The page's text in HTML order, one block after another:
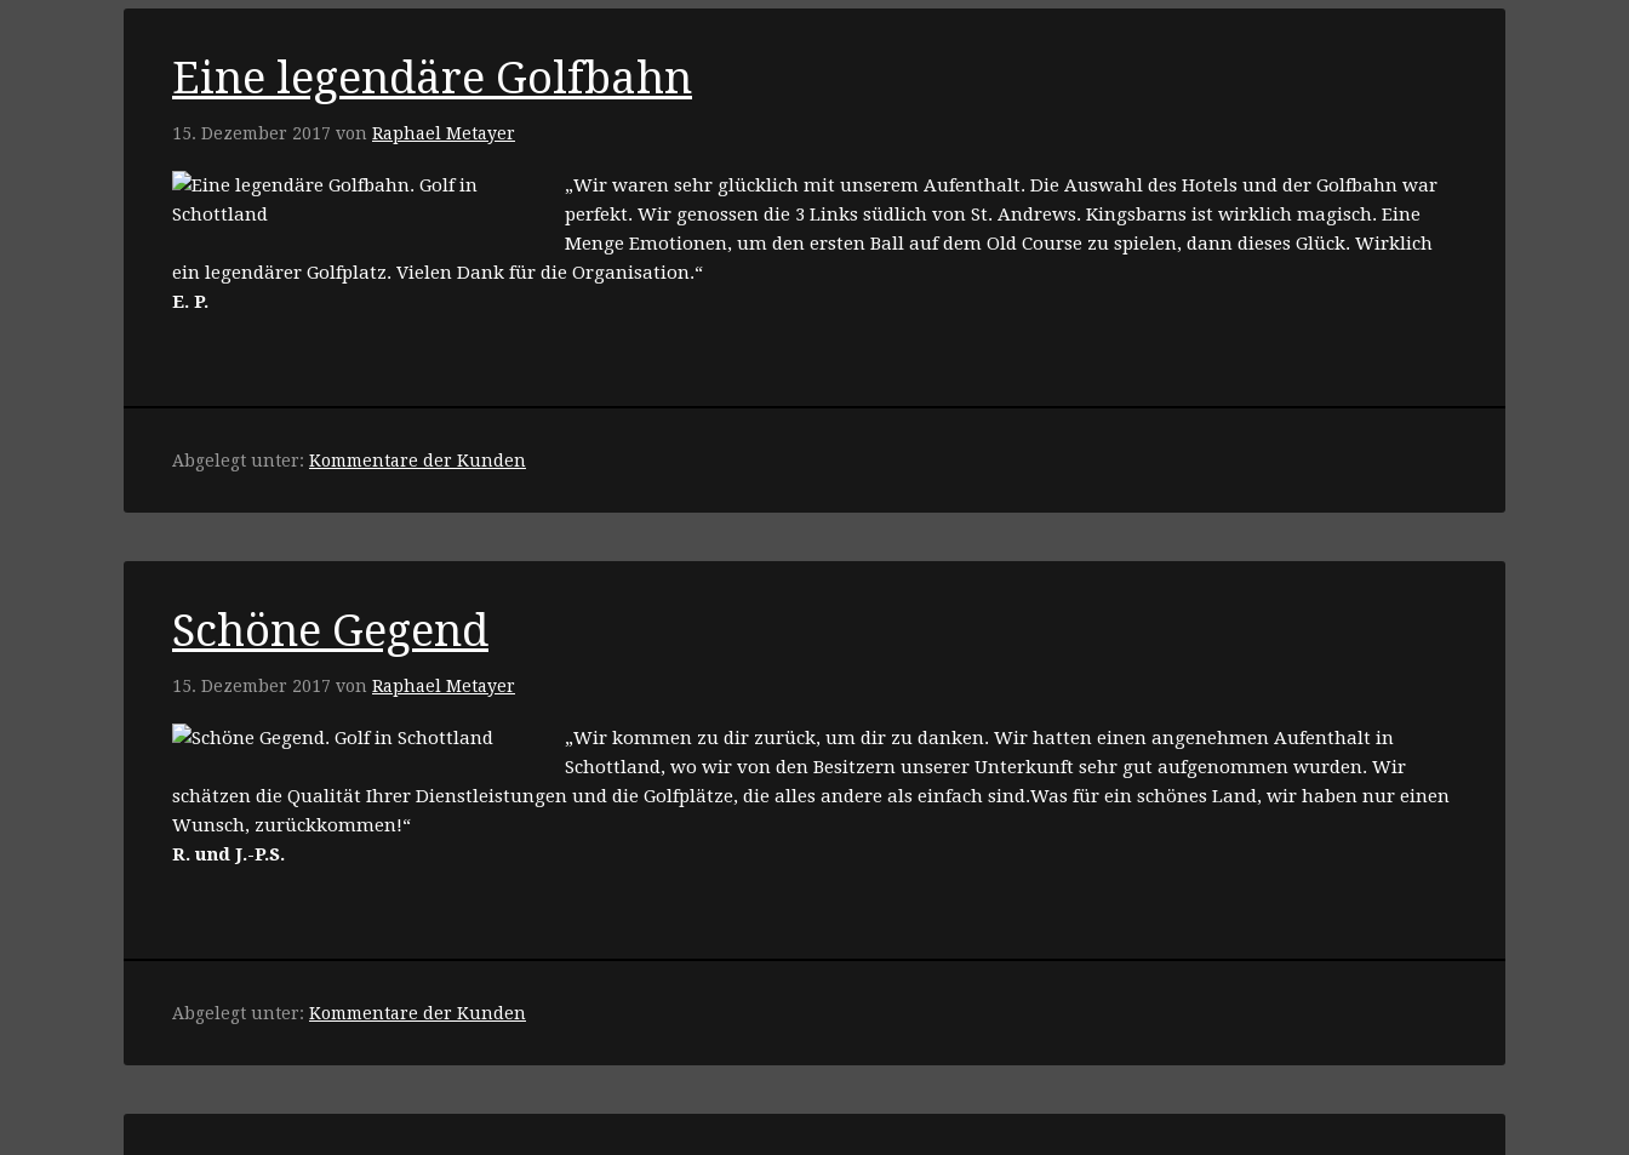
Eine legendäre Golfbahn
15. Dezember 2017 von Raphael Metayer
„Wir waren sehr glücklich mit unserem Aufenthalt. Die Auswahl des Hotels und der Golfbahn war
perfekt. Wir genossen die 3 Links südlich von St. Andrews. Kingsbarns ist wirklich magisch. Eine
Menge Emotionen, um den ersten Ball auf dem Old Course zu spielen, dann dieses Glück. Wirklich
ein legendärer Golfplatz. Vielen Dank für die Organisation.“
E. P.
Abgelegt unter: Kommentare der Kunden
Schöne Gegend
15. Dezember 2017 von Raphael Metayer
„Wir kommen zu dir zurück, um dir zu danken. Wir hatten einen angenehmen Aufenthalt in
Schottland, wo wir von den Besitzern unserer Unterkunft sehr gut aufgenommen wurden. Wir
schätzen die Qualität Ihrer Dienstleistungen und die Golfplätze, die alles andere als einfach sind.Was für ein schönes Land, wir haben nur einen
Wunsch, zurückkommen!“
R. und J.-P.S.
Abgelegt unter: Kommentare der Kunden